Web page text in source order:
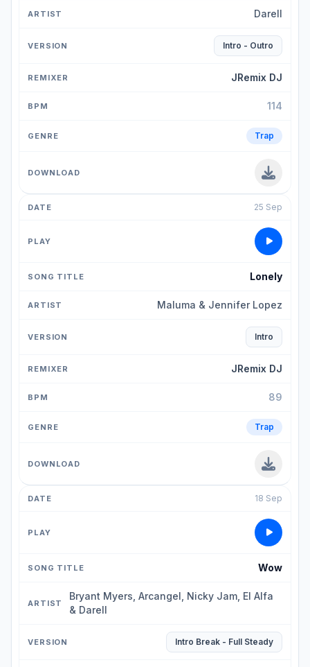
Darell
Intro - Outro
JRemix DJ
114
Trap
25 Sep
Lonely
Maluma & Jennifer Lopez
Intro
JRemix DJ
89
Trap
18 Sep
Wow
Bryant Myers, Arcangel, Nicky Jam, El Alfa
& Darell
Intro Break - Full Steady